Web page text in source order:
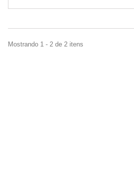
Mostrando 1 - 2 de 2 itens